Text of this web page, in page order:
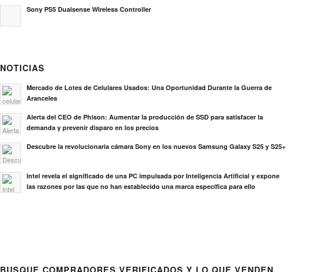
Sony PS5 Dualsense Wireless Controller
NOTICIAS
Mercado de Lotes de Celulares Usados: Una Oportunidad Durante la Guerra de
Aranceles
Alerta del CEO de Phison: Aumentar la producción de SSD para satisfacer la
demanda y prevenir disparo en los precios
Descubre la revolucionaria cámara Sony en los nuevos Samsung Galaxy S25 y S25+
Intel revela el significado de una PC impulsada por Inteligencia Artificial y expone
las razones por las que no han establecido una marca específica para ello
BUSQUE COMPRADORES VERIFICADOS Y LO QUE VENDEN